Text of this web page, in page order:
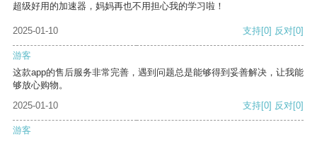
超级好用的加速器，妈妈再也不用担心我的学习啦！
2025-01-10 支持[0] 反对[0]
游客
这款app的售后服务非常完善，遇到问题总是能够得到妥善解决，让我能
够放心购物。
2025-01-10
支持[0] 反对[0]
游客